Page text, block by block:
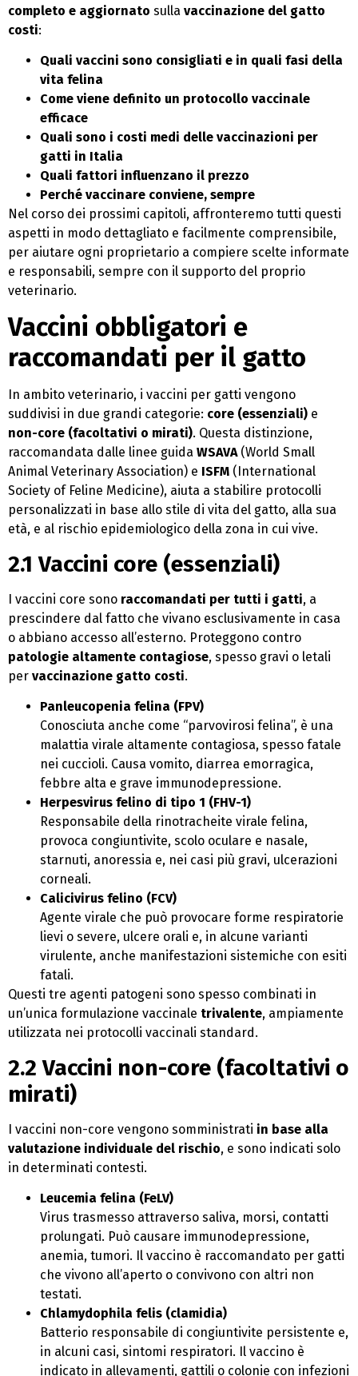
completo e aggiornato sulla vaccinazione del gatto
costi:
Quali vaccini sono consigliati e in quali fasi della
vita felina
Come viene definito un protocollo vaccinale
efficace
Quali sono i costi medi delle vaccinazioni per
gatti in Italia
Quali fattori influenzano il prezzo
Perché vaccinare conviene, sempre
Nel corso dei prossimi capitoli, affronteremo tutti questi
aspetti in modo dettagliato e facilmente comprensibile,
per aiutare ogni proprietario a compiere scelte informate
e responsabili, sempre con il supporto del proprio
veterinario.
Vaccini obbligatori e
raccomandati per il gatto
In ambito veterinario, i vaccini per gatti vengono
suddivisi in due grandi categorie: core (essenziali) e
non-core (facoltativi o mirati). Questa distinzione,
raccomandata dalle linee guida WSAVA(World Small
Animal Veterinary Association) e ISFM (International
Society of Feline Medicine), aiuta a stabilire protocolli
personalizzati in base allo stile di vita del gatto, alla sua
età, e al rischio epidemiologico della zona in cui vive.
2.1 Vaccini core (essenziali)
I vaccini core sono raccomandati per tutti i gatti, a
prescindere dal fatto che vivano esclusivamente in casa
o abbiano accesso all’esterno. Proteggono contro
patologie altamente contagiose, spesso gravi o letali
per vaccinazione gatto costi.
Panleucopenia felina (FPV)
Conosciuta anche come “parvovirosi felina”, è una
malattia virale altamente contagiosa, spesso fatale
nei cuccioli. Causa vomito, diarrea emorragica,
febbre alta e grave immunodepressione.
Herpesvirus felino di tipo 1 (FHV-1)
Responsabile della rinotracheite virale felina,
provoca congiuntivite, scolo oculare e nasale,
starnuti, anoressia e, nei casi più gravi, ulcerazioni
corneali.
Calicivirus felino (FCV)
Agente virale che può provocare forme respiratorie
lievi o severe, ulcere orali e, in alcune varianti
virulente, anche manifestazioni sistemiche con esiti
fatali.
Questi tre agenti patogeni sono spesso combinati in
un’unica formulazione vaccinale trivalente, ampiamente
utilizzata nei protocolli vaccinali standard.
2.2 Vaccini non-core (facoltativi o
mirati)
I vaccini non-core vengono somministrati in base alla
valutazione individuale del rischio, e sono indicati solo
in determinati contesti.
Leucemia felina (FeLV)
Virus trasmesso attraverso saliva, morsi, contatti
prolungati. Può causare immunodepressione,
anemia, tumori. Il vaccino è raccomandato per gatti
che vivono all’aperto o convivono con altri non
testati.
Chlamydophila felis (clamidia)
Batterio responsabile di congiuntivite persistente e,
in alcuni casi, sintomi respiratori. Il vaccino è
indicato in allevamenti, gattili o colonie con infezioni